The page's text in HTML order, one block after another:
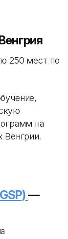
250 мест по
на
Венгрии.
—